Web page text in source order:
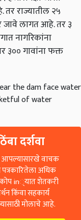
राज्यातील २५
जावे लागत आहे. तर ३
नागरिकांना
३०० गावांना फक्त
the dam face water
of water
दर्शवा
आपल्यासारखे वाचक
अधिक
in्यात शेतकरी
किंवा सहकार्य
मोलाचे आहे.